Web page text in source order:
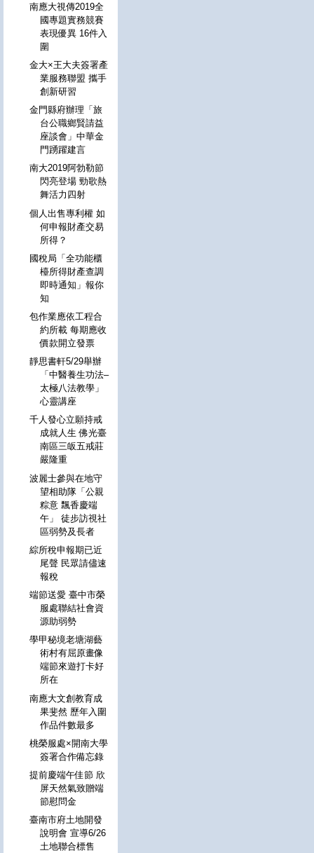
南應大視傳2019全
國專題實務競賽
表現優異 16件入
圍
金大×王大夫簽署產
業服務聯盟 攜手
創新研習
金門縣府辦理「旅
台公職鄉賢請益
座談會」中華金
門踴躍建言
南大2019阿勃勒節
閃亮登場 勁歌熱
舞活力四射
個人出售專利權 如
何申報財產交易
所得？
國稅局「全功能櫃
檯所得財產查調
即時通知」報你
知
包作業應依工程合
約所載 每期應收
價款開立發票
靜思書軒5/29舉辦
「中醫養生功法–
太極八法教學」
心靈講座
千人發心立願持戒
成就人生 佛光臺
南區三皈五戒莊
嚴隆重
波麗士參與在地守
望相助隊「公親
粽意 飄香慶端
午」 徒步訪視社
區弱勢及長者
綜所稅申報期已近
尾聲 民眾請儘速
報稅
端節送愛 臺中市榮
服處聯結社會資
源助弱勢
學甲秘境老塘湖藝
術村有屈原畫像
端節來遊打卡好
所在
南應大文創教育成
果斐然 歷年入圍
作品件數最多
桃榮服處×開南大學
簽署合作備忘錄
提前慶端午佳節 欣
屏天然氣致贈端
節慰問金
臺南市府土地開發
說明會 宣導6/26
土地聯合標售